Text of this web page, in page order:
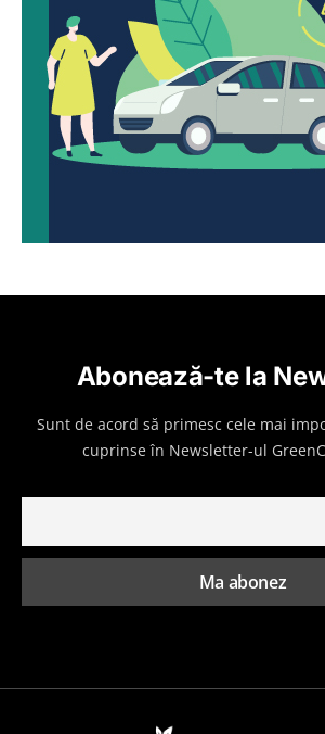
Abonează-te la
Sunt de acord să primesc cele mai
cuprinse în Newsletter-ul